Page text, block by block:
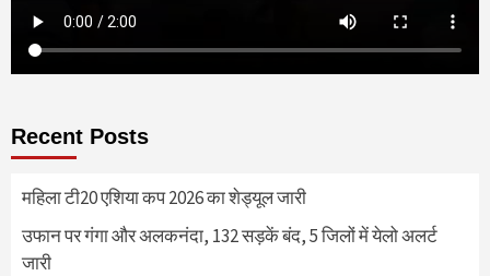
Recent Posts
महिला टी20 एशिया कप 2026 का शेड्यूल जारी
उफान पर गंगा और अलकनंदा, 132 सड़कें बंद, 5 जिलों में येलो अलर्ट
जारी